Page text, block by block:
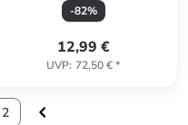
-82%
12,99 €
UVP: 72,50 €*
2